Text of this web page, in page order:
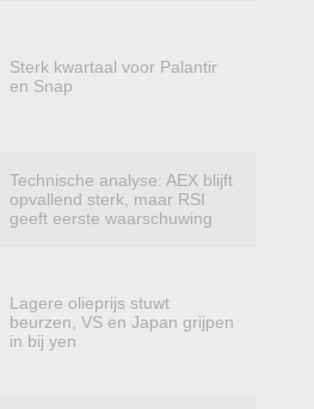
Sterk kwartaal voor Palantir
en Snap
Technische analyse: AEX blijft
opvallend sterk, maar RSI
geeft eerste waarschuwing
Lagere olieprijs stuwt
beurzen, VS en Japan grijpen
in bij yen